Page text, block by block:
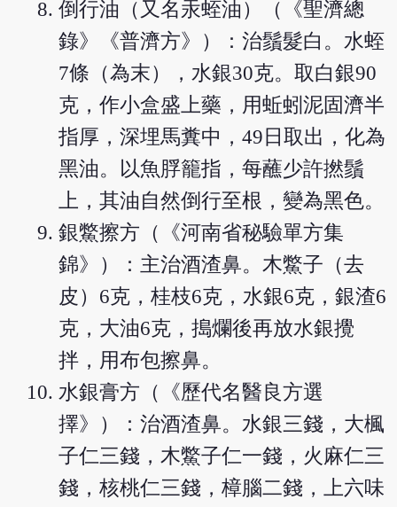
倒行油（又名汞蛭油）（《聖濟總
錄》《普濟方》）：治鬚髮白。水蛭
7條（為末），水銀30克。取白銀90
克，作小盒盛上藥，用蚯蚓泥固濟半
指厚，深埋馬糞中，49日取出，化為
黑油。以魚脬籠指，每蘸少許撚鬚
上，其油自然倒行至根，變為黑色。
銀鱉擦方（《河南省秘驗單方集
錦》）：主治酒渣鼻。木鱉子（去
皮）6克，桂枝6克，水銀6克，銀渣6
克，大油6克，搗爛後再放水銀攪
拌，用布包擦鼻。
水銀膏方（《歷代名醫良方選
擇》）：治酒渣鼻。水銀三錢，大楓
子仁三錢，木鱉子仁一錢，火麻仁三
錢，核桃仁三錢，樟腦二錢，上六味